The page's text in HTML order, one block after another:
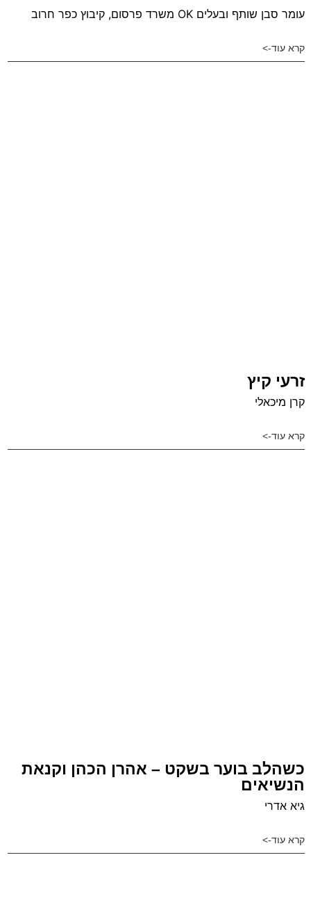
עומר סבן שותף ובעלים OK משרד פרסום, קיבוץ כפר חרוב
קרא עוד->
זרעי קיץ
קרן מיכאלי
קרא עוד->
כשהלב בוער בשקט – אהרן הכהן וקנאת
הנשיאים
גיא אדרי
קרא עוד->